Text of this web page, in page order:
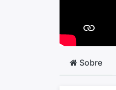
Sobre